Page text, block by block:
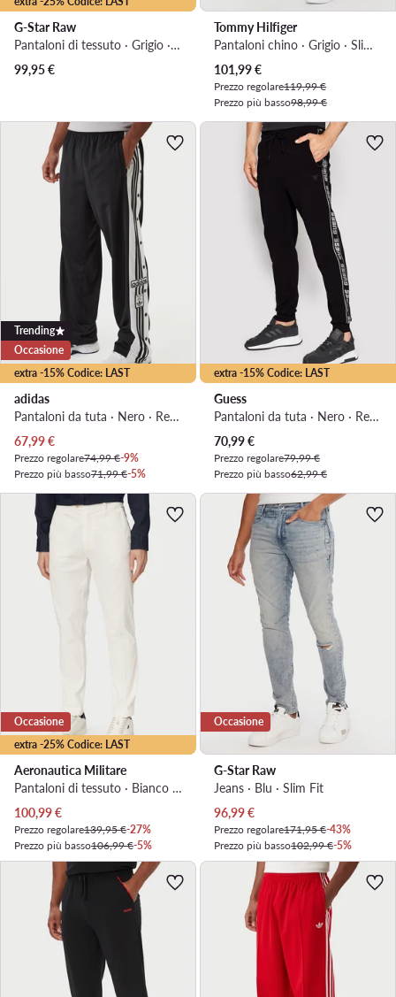
G-Star Raw
Pantaloni di tessuto · Grigio · Slim Fit
99,95€
Tommy Hilfiger
Pantaloni chino · Grigio · Slim Fit
Prezzo attuale
101,99€
Prezzo regolare119,99 €
Prezzo più basso98,99 €
extra -15% Codice: LAST
Trending
Occasione
adidas
Pantaloni da tuta · Nero · Regular Fit
Prezzo attuale
67,99€
Prezzo regolare74,99 €-9%
Prezzo più basso71,99 €-5%
extra -15% Codice: LAST
Guess
Pantaloni da tuta · Nero · Regular Fit
Prezzo attuale
70,99€
Prezzo regolare79,99 €
Prezzo più basso62,99 €
extra -25% Codice: LAST
Occasione
Aeronautica Militare
Pantaloni di tessuto · Bianco · Regular Fit
Prezzo attuale
100,99€
Prezzo regolare139,95 €-27%
Prezzo più basso106,99 €-5%
Occasione
G-Star Raw
Jeans · Blu · Slim Fit
Prezzo attuale
96,99€
Prezzo regolare171,95 €-43%
Prezzo più basso102,99 €-5%